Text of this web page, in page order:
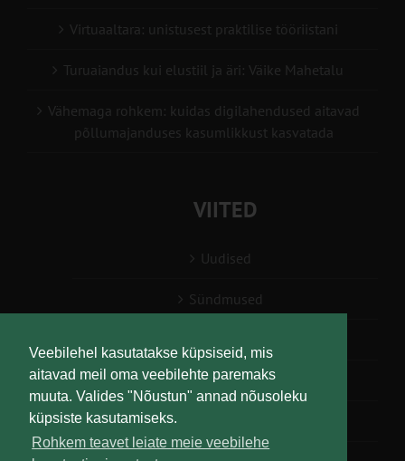
Veebilehel kasutatakse küpsiseid, mis
aitavad meil oma veebilehte paremaks
muuta. Valides "Nõustun" annad nõusoleku
küpsiste kasutamiseks.
Rohkem teavet leiate meie veebilehe
Virtuaaltara: unistusest praktilise tööriistani
Turuaiandus kui elustiil ja äri: Väike Mahetalu
Vähemaga rohkem: kuidas digilahendused aitavad
põllumajanduses kasumlikkust kasvatada
VIITED
Uudised
Sündmused
Teabesalv
Liitu uudiskirjaga